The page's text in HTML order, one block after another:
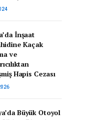
İnşaat
Kaçak
ve
Hapis Cezası
Büyük Otoyol